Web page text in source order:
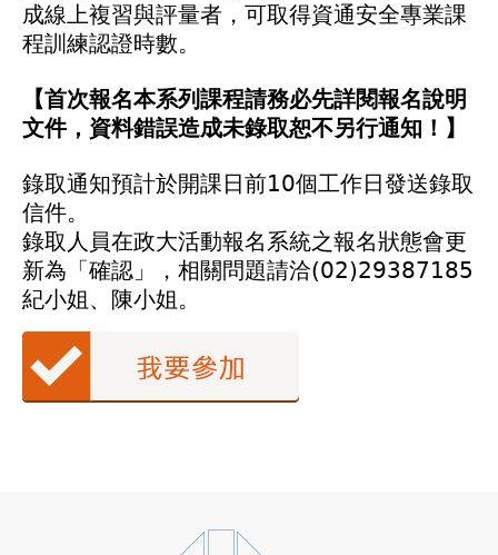
成線上複習與評量者，可取得資通安全專業課
程訓練認證時數。
【首次報名本系列課程請務必先詳閱報名說明
文件，資料錯誤造成未錄取恕不另行通知！】
錄取通知預計於開課日前10個工作日發送錄取
信件。
錄取人員在政大活動報名系統之報名狀態會更
新為「確認」，相關問題請洽(02)29387185
紀小姐、陳小姐。